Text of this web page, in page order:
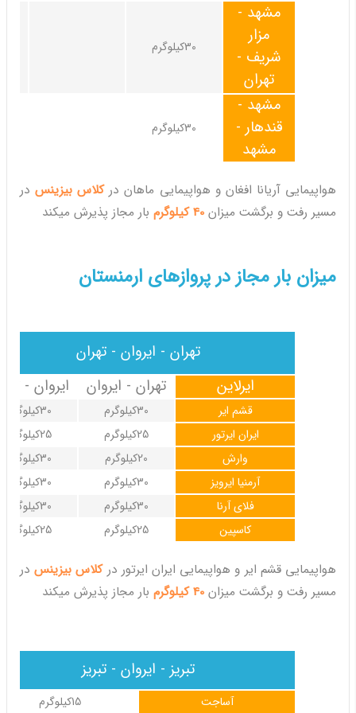
30کیلوگرم
مشهد -
مزار
شریف -
تهران
30کیلوگرم
مشهد -
قندهار -
مشهد
هواپیمایی آریانا افغان و هواپیمایی ماهان درکلاس بیزینس در
مسیر رفت و برگشت میزان 40 کیلوگرم بار مجاز پذیرش میکند
میزان بار مجاز در پروازهای ارمنستان
تهران - ایروان - تهران
ایروان -
تهران - ایروان ایرلاین
30کیلوگرم 30کیلوگرم
قشم ایر
25کیلوگرم
25کیلوگرم
ایران ایرتور
30کیلوگرم
20کیلوگرم
وارش
30کیلوگرم
30کیلوگرم
آرمنیا ایرویز
30کیلوگرم
30کیلوگرم
فلای آرنا
25کیلوگرم
25کیلوگرم کاسپین
هواپیمایی قشم ایر و هواپیمایی ایران ایرتور درکلاس بیزینس در
مسیر رفت و برگشت میزان 40 کیلوگرم بار مجاز پذیرش میکند
تبریز - ایروان - تبریز
15کیلوگرم آساجت